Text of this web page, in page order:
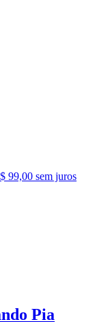
99,00 sem juros
Pia